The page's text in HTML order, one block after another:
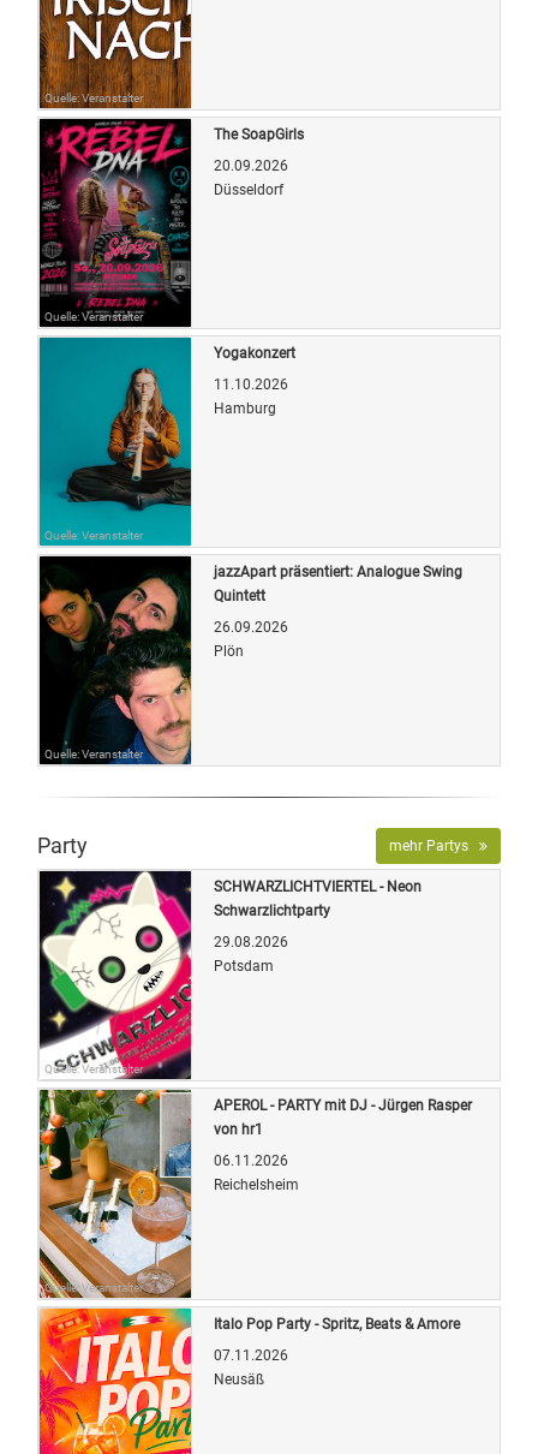
Quelle: Veranstalter
Quelle: Veranstalter
The SoapGirls
20.09.2026
Düsseldorf
Quelle: Veranstalter
Yogakonzert
11.10.2026
Hamburg
Quelle: Veranstalter
jazzApart präsentiert: Analogue Swing
Quintett
26.09.2026
Plön
Party mehr Partys
Quelle: Veranstalter
SCHWARZLICHTVIERTEL - Neon
Schwarzlichtparty
29.08.2026
Potsdam
Quelle: Veranstalter
APEROL - PARTY mit DJ - Jürgen Rasper
von hr1
06.11.2026
Reichelsheim
Italo Pop Party - Spritz, Beats & Amore
07.11.2026
Neusäß